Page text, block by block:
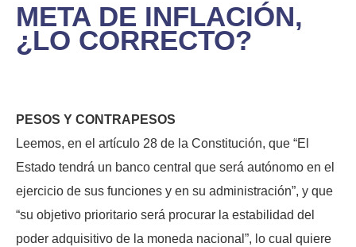
META DE INFLACIÓN,
¿LO CORRECTO?
PESOS Y CONTRAPESOS
Leemos, en el artículo 28 de la Constitución, que “El
Estado tendrá un banco central que será autónomo en el
ejercicio de sus funciones y en su administración”, y que
“su objetivo prioritario será procurar la estabilidad del
poder adquisitivo de la moneda nacional”, lo cual quiere